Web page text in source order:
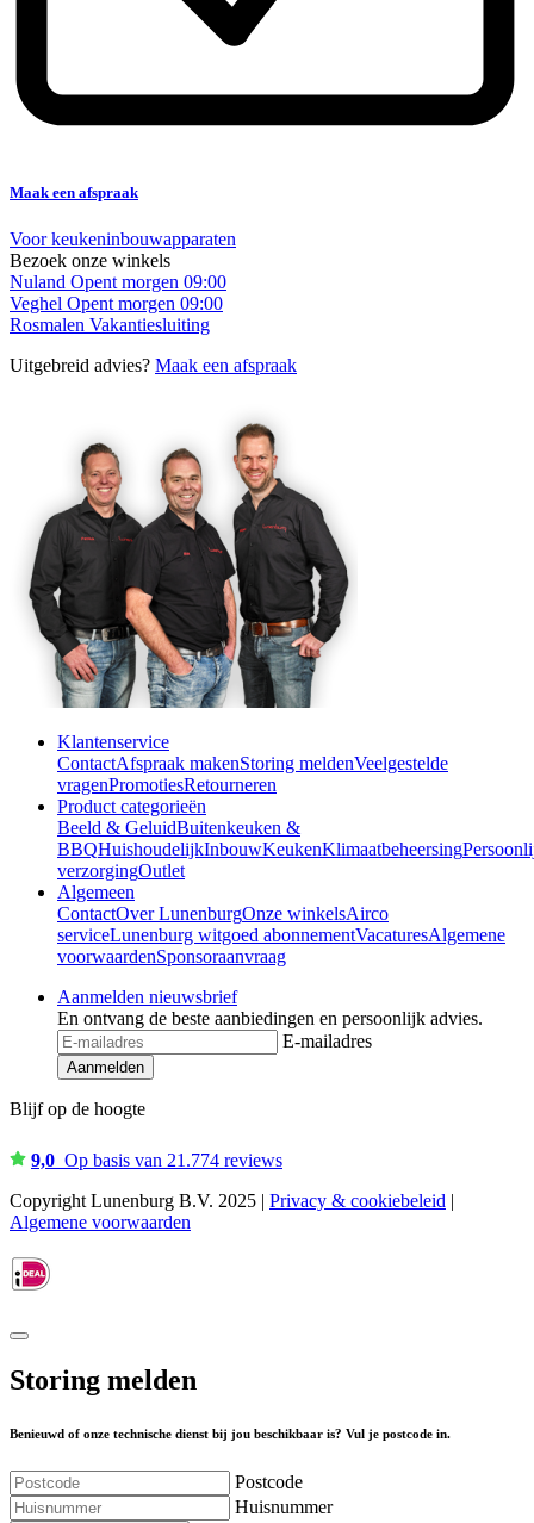
Maak een afspraak
Voor keukeninbouwapparaten
Bezoek onze winkels
Nuland Opent morgen 09:00
Veghel Opent morgen 09:00
Rosmalen Vakantiesluiting
Uitgebreid advies? Maak een afspraak
Klantenservice
ContactAfspraak makenStoring meldenVeelgestelde
vragenPromotiesRetourneren
Product categorieën
Beeld & GeluidBuitenkeuken &
BBQHuishoudelijkInbouwKeukenKlimaatbeheersing
verzorgingOutlet
Algemeen
ContactOver LunenburgOnze winkelsAirco
serviceLunenburg witgoed abonnementVacaturesAlgemene
voorwaardenSponsoraanvraag
Aanmelden nieuwsbrief
En ontvang de beste aanbiedingen en persoonlijk advies.
E-mailadres
Aanmelden
Blijf op de hoogte
9,0 Op basis van 21.774 reviews
Copyright Lunenburg B.V. 2025 | Privacy & cookiebeleid |
Algemene voorwaarden
Storing melden
Benieuwd of onze technische dienst bij jou beschikbaar is? Vul je postcode in.
Postcode
Huisnummer